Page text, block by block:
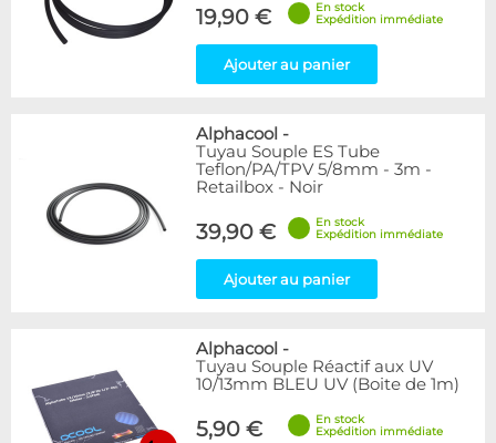
19,90 €
En stock
Expédition immédiate
Ajouter au panier
Alphacool -
Tuyau Souple ES Tube
Teflon/PA/TPV 5/8mm - 3m -
Retailbox - Noir
39,90 €
En stock
Expédition immédiate
Ajouter au panier
Alphacool -
Tuyau Souple Réactif aux UV
10/13mm BLEU UV (Boite de 1m)
5,90 €
En stock
Expédition immédiate